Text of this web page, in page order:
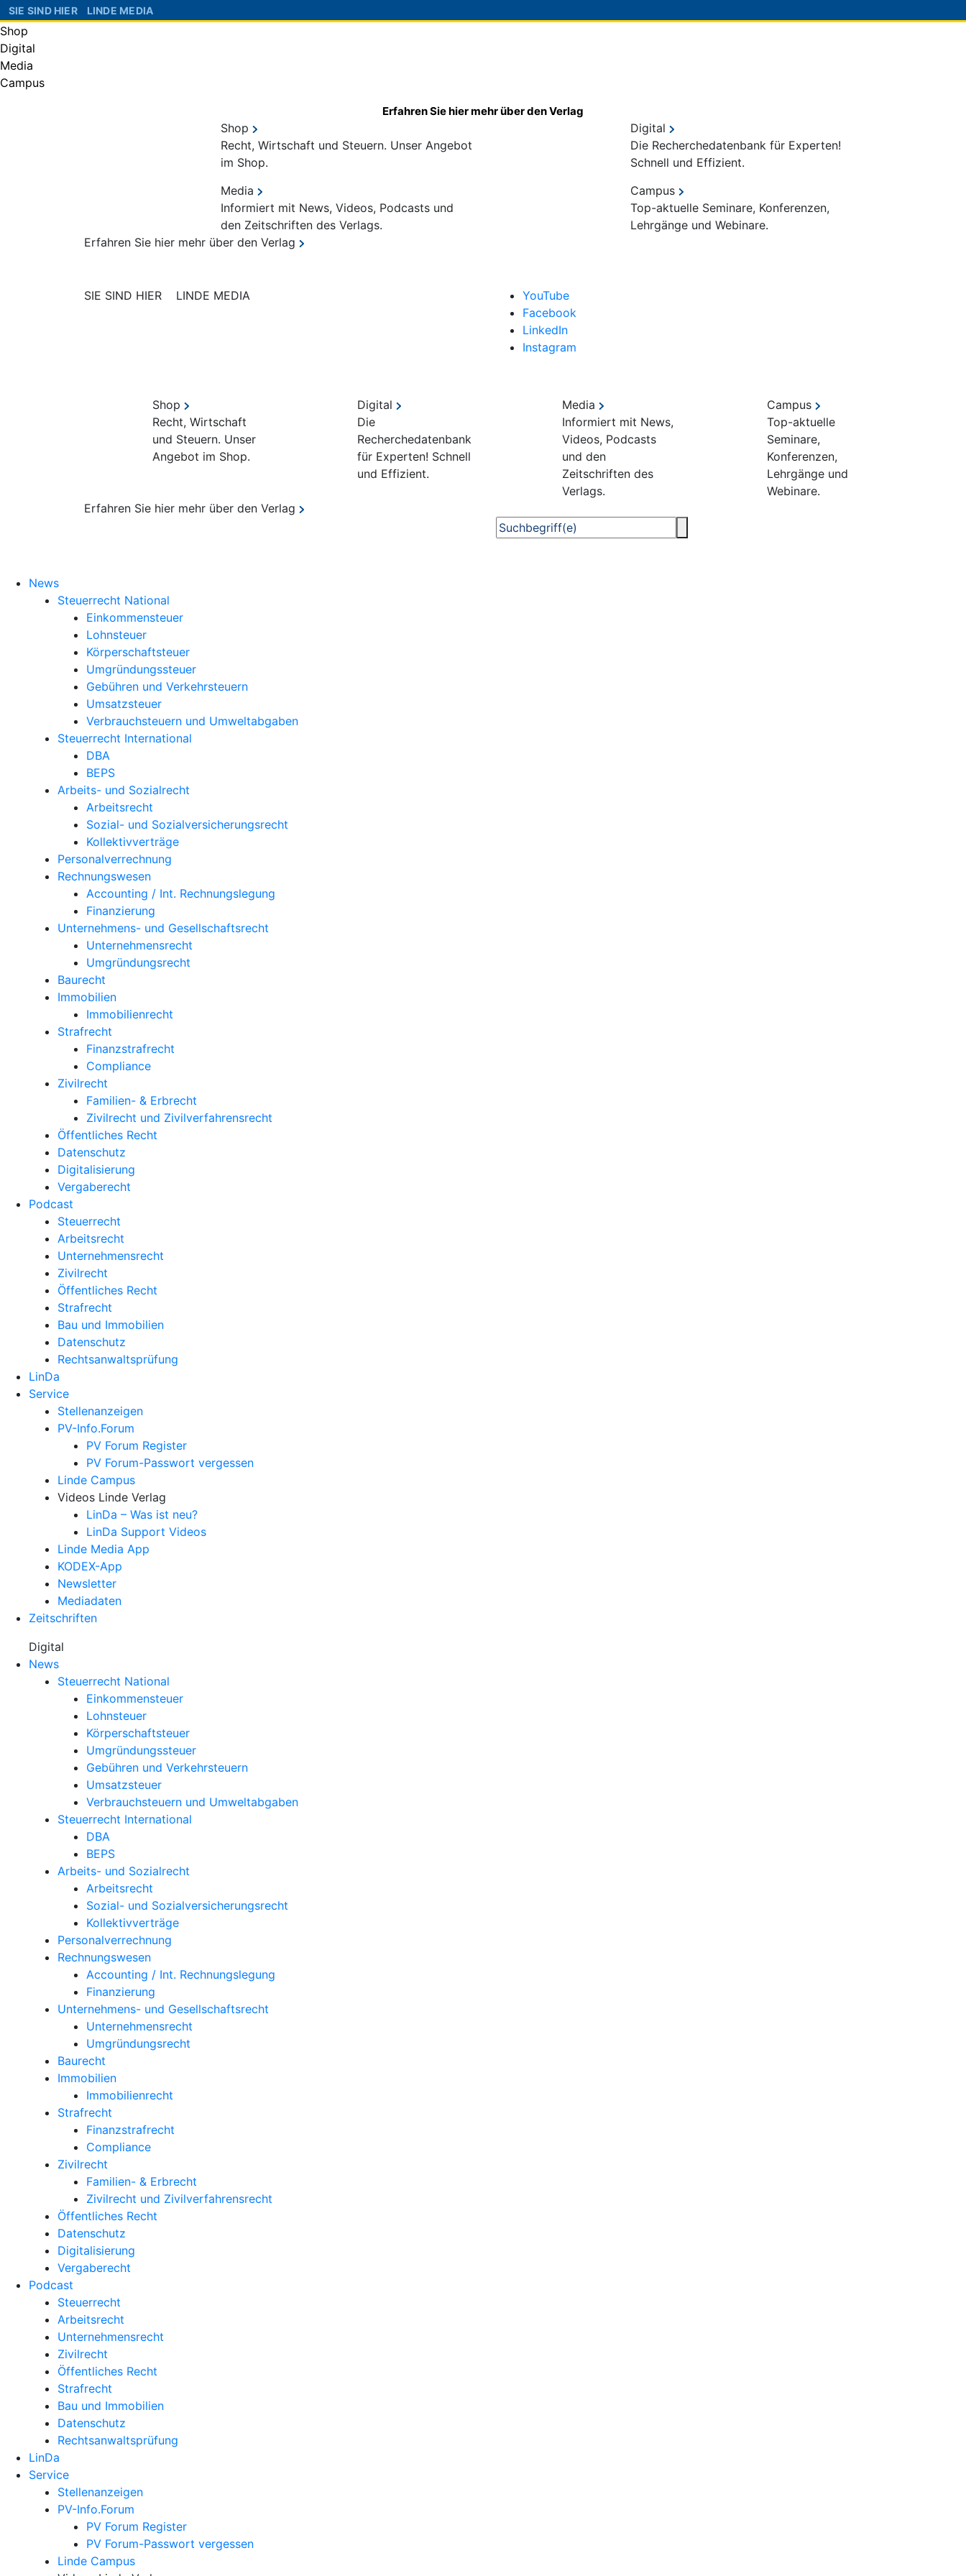
SIE SIND HIER LINDE MEDIA
Shop
Digital
Media
Campus
Erfahren Sie hier mehr über den Verlag
Shop
Recht, Wirtschaft und Steuern. Unser Angebot
im Shop.
Digital
Die Recherchedatenbank für Experten!
Schnell und Effizient.
Media
Informiert mit News, Videos, Podcasts und
den Zeitschriften des Verlags.
Campus
Top-aktuelle Seminare, Konferenzen,
Lehrgänge und Webinare.
Erfahren Sie hier mehr über den Verlag
SIE SIND HIER LINDE MEDIA
YouTube
Facebook
LinkedIn
Instagram
Shop
Recht, Wirtschaft
und Steuern. Unser
Angebot im Shop.
Digital
Die
Recherchedatenbank
für Experten! Schnell
und Effizient.
Media
Informiert mit News,
Videos, Podcasts
und den
Zeitschriften des
Verlags.
Campus
Top-aktuelle
Seminare,
Konferenzen,
Lehrgänge und
Webinare.
Erfahren Sie hier mehr über den Verlag
News
Steuerrecht National
Einkommensteuer
Lohnsteuer
Körperschaftsteuer
Umgründungssteuer
Gebühren und Verkehrsteuern
Umsatzsteuer
Verbrauchsteuern und Umweltabgaben
Steuerrecht International
DBA
BEPS
Arbeits- und Sozialrecht
Arbeitsrecht
Sozial- und Sozialversicherungsrecht
Kollektivverträge
Personalverrechnung
Rechnungswesen
Accounting / Int. Rechnungslegung
Finanzierung
Unternehmens- und Gesellschaftsrecht
Unternehmensrecht
Umgründungsrecht
Baurecht
Immobilien
Immobilienrecht
Strafrecht
Finanzstrafrecht
Compliance
Zivilrecht
Familien- & Erbrecht
Zivilrecht und Zivilverfahrensrecht
Öffentliches Recht
Datenschutz
Digitalisierung
Vergaberecht
Podcast
Steuerrecht
Arbeitsrecht
Unternehmens­recht
Zivilrecht
Öffentliches Recht
Strafrecht
Bau und Immobilien
Datenschutz
Rechtsanwalts­prüfung
LinDa
Service
Stellenanzeigen
PV-Info.Forum
PV Forum Register
PV Forum-Passwort vergessen
Linde Campus
Videos Linde Verlag
LinDa – Was ist neu?
LinDa Support Videos
Linde Media App
KODEX-App
Newsletter
Mediadaten
Zeitschriften
Digital
News
Steuerrecht National
Einkommensteuer
Lohnsteuer
Körperschaftsteuer
Umgründungssteuer
Gebühren und Verkehrsteuern
Umsatzsteuer
Verbrauchsteuern und Umweltabgaben
Steuerrecht International
DBA
BEPS
Arbeits- und Sozialrecht
Arbeitsrecht
Sozial- und Sozialversicherungsrecht
Kollektivverträge
Personalverrechnung
Rechnungswesen
Accounting / Int. Rechnungslegung
Finanzierung
Unternehmens- und Gesellschaftsrecht
Unternehmensrecht
Umgründungsrecht
Baurecht
Immobilien
Immobilienrecht
Strafrecht
Finanzstrafrecht
Compliance
Zivilrecht
Familien- & Erbrecht
Zivilrecht und Zivilverfahrensrecht
Öffentliches Recht
Datenschutz
Digitalisierung
Vergaberecht
Podcast
Steuerrecht
Arbeitsrecht
Unternehmens­recht
Zivilrecht
Öffentliches Recht
Strafrecht
Bau und Immobilien
Datenschutz
Rechtsanwalts­prüfung
LinDa
Service
Stellenanzeigen
PV-Info.Forum
PV Forum Register
PV Forum-Passwort vergessen
Linde Campus